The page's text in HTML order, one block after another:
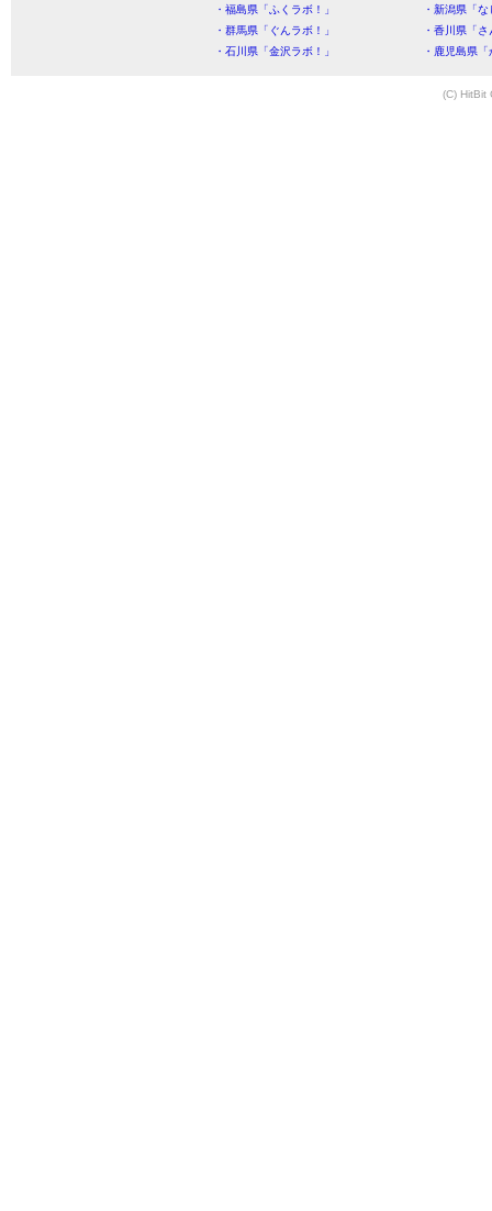
・福島県「ふくラボ！」
・新潟県「
・群馬県「ぐんラボ！」
・香川県「
・石川県「金沢ラボ！」
・鹿児島県
(C) HitBit